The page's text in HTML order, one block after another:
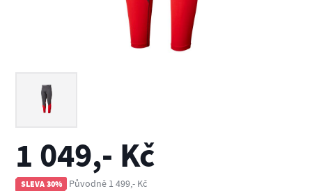
1 049,- Kč
SLEVA 30% Původně 1 499,- Kč